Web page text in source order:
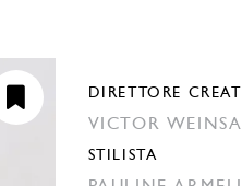
DIRETTORE
VICTOR
STILISTA